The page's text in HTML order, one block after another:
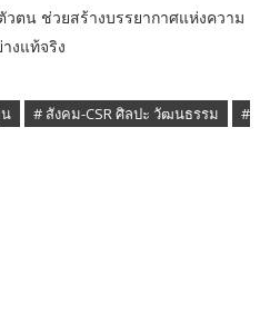
วตน ช่วยสร้างบรรยากาศแห่งความ
งแท้จริง
# สังคม-CSR ศิลปะ วัฒนธรรม
#